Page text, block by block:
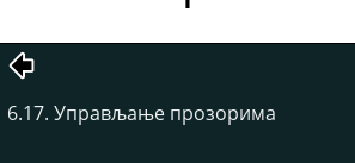
6.17. Управљање прозорима